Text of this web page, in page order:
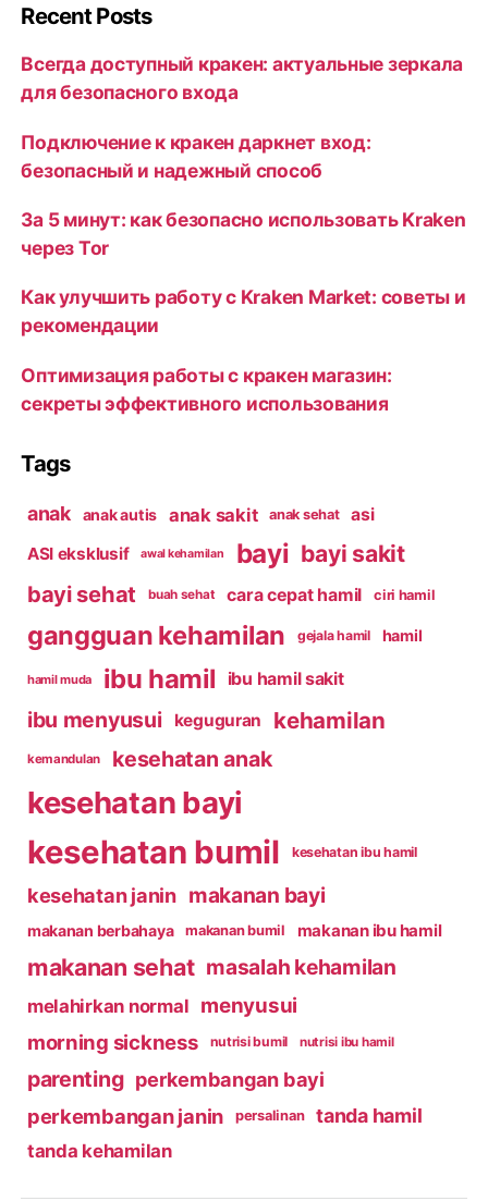
Recent Posts
Всегда доступный кракен: актуальные зеркала
для безопасного входа
Подключение к кракен даркнет вход:
безопасный и надежный способ
За 5 минут: как безопасно использовать Kraken
через Tor
Как улучшить работу с Kraken Market: советы и
рекомендации
Оптимизация работы с кракен магазин:
секреты эффективного использования
Tags
anak anak autis anak sakit anak sehat
asi
ASI eksklusif
awal kehamilan bayi bayi sakit
bayi sehat buah sehat cara cepat hamil ciri hamil
gangguan kehamilan gejala hamil hamil
hamil muda ibu hamil ibu hamil sakit
ibu menyusui keguguran kehamilan
kemandulan kesehatan anak
kesehatan bayi
kesehatan bumil kesehatan ibu hamil
kesehatan janin makanan bayi
makanan berbahaya makanan bumil makanan ibu hamil
makanan sehat masalah kehamilan
melahirkan normal menyusui
morning sickness nutrisi bumil nutrisi ibu hamil
parenting perkembangan bayi
perkembangan janin
persalinan tanda hamil
tanda kehamilan